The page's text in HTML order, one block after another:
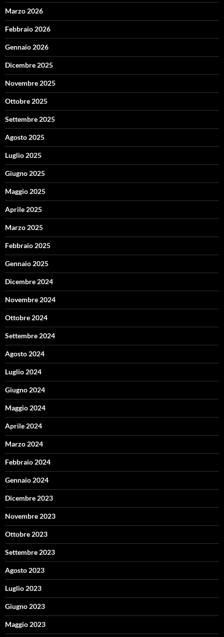
Marzo 2026
Febbraio 2026
Gennaio 2026
Dicembre 2025
Novembre 2025
Ottobre 2025
Settembre 2025
Agosto 2025
Luglio 2025
Giugno 2025
Maggio 2025
Aprile 2025
Marzo 2025
Febbraio 2025
Gennaio 2025
Dicembre 2024
Novembre 2024
Ottobre 2024
Settembre 2024
Agosto 2024
Luglio 2024
Giugno 2024
Maggio 2024
Aprile 2024
Marzo 2024
Febbraio 2024
Gennaio 2024
Dicembre 2023
Novembre 2023
Ottobre 2023
Settembre 2023
Agosto 2023
Luglio 2023
Giugno 2023
Maggio 2023